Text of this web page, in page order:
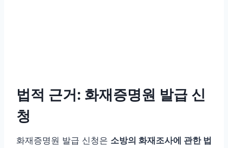
법적 근거: 화재증명원 발급 신
청
화재증명원 발급 신청은 소방의 화재조사에 관한 법